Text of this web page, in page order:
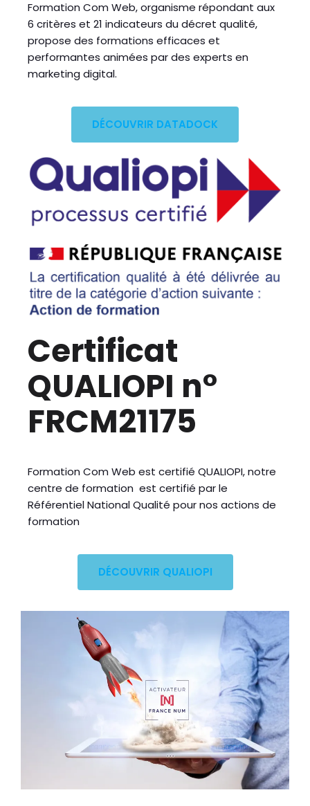
Formation Com Web, organisme répondant aux
6 critères et 21 indicateurs du décret qualité,
propose des formations efficaces et
performantes animées par des experts en
marketing digital.
DÉCOUVRIR DATADOCK
Certificat
QUALIOPI n°
FRCM21175
Formation Com Web est certifié QUALIOPI, notre
centre de formation est certifié par le
Référentiel National Qualité pour nos actions de
formation
DÉCOUVRIR QUALIOPI